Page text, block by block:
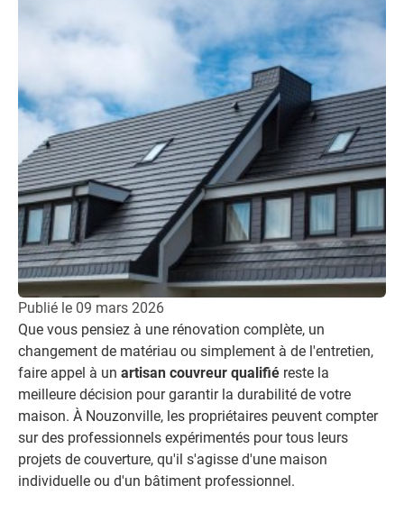
Publié le 09 mars 2026
Que vous pensiez à une rénovation complète, un
changement de matériau ou simplement à de l'entretien,
faire appel à un artisan couvreur qualifié reste la
meilleure décision pour garantir la durabilité de votre
maison. À Nouzonville, les propriétaires peuvent compter
sur des professionnels expérimentés pour tous leurs
projets de couverture, qu'il s'agisse d'une maison
individuelle ou d'un bâtiment professionnel.